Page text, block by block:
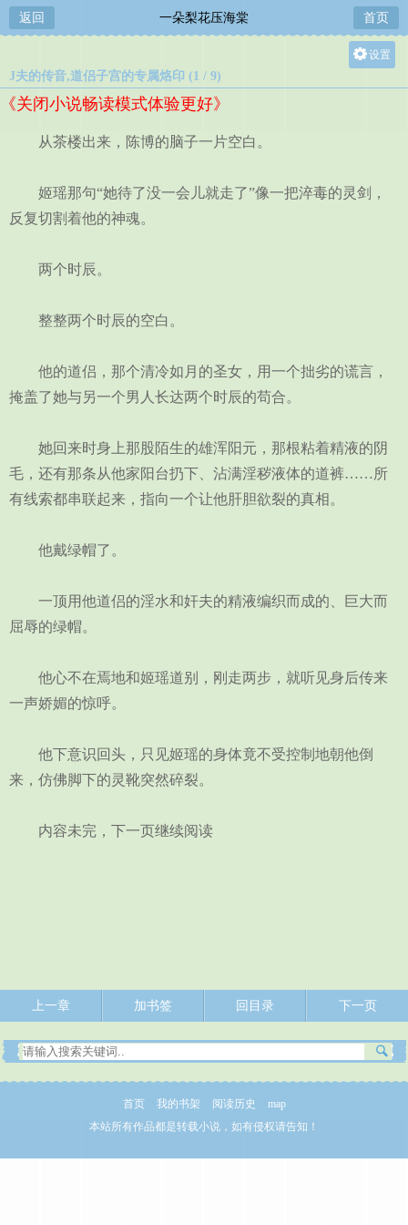
返回 一朵梨花压海棠 首页
设置
J夫的传音,道侣子宫的专属烙印 (1 / 9)
《关闭小说畅读模式体验更好》
从茶楼出来，陈博的脑子一片空白。
姬瑶那句“她待了没一会儿就走了”像一把淬毒的灵剑，
反复切割着他的神魂。
两个时辰。
整整两个时辰的空白。
他的道侣，那个清冷如月的圣女，用一个拙劣的谎言，
掩盖了她与另一个男人长达两个时辰的苟合。
她回来时身上那股陌生的雄浑阳元，那根粘着精液的阴
毛，还有那条从他家阳台扔下、沾满淫秽液体的道裤……所
有线索都串联起来，指向一个让他肝胆欲裂的真相。
他戴绿帽了。
一顶用他道侣的淫水和奸夫的精液编织而成的、巨大而
屈辱的绿帽。
他心不在焉地和姬瑶道别，刚走两步，就听见身后传来
一声娇媚的惊呼。
他下意识回头，只见姬瑶的身体竟不受控制地朝他倒
来，仿佛脚下的灵靴突然碎裂。
内容未完，下一页继续阅读
上一章 加书签 回目录 下一页
首页 我的书架 阅读历史
map
本站所有作品都是转载小说，如有侵权请告知！